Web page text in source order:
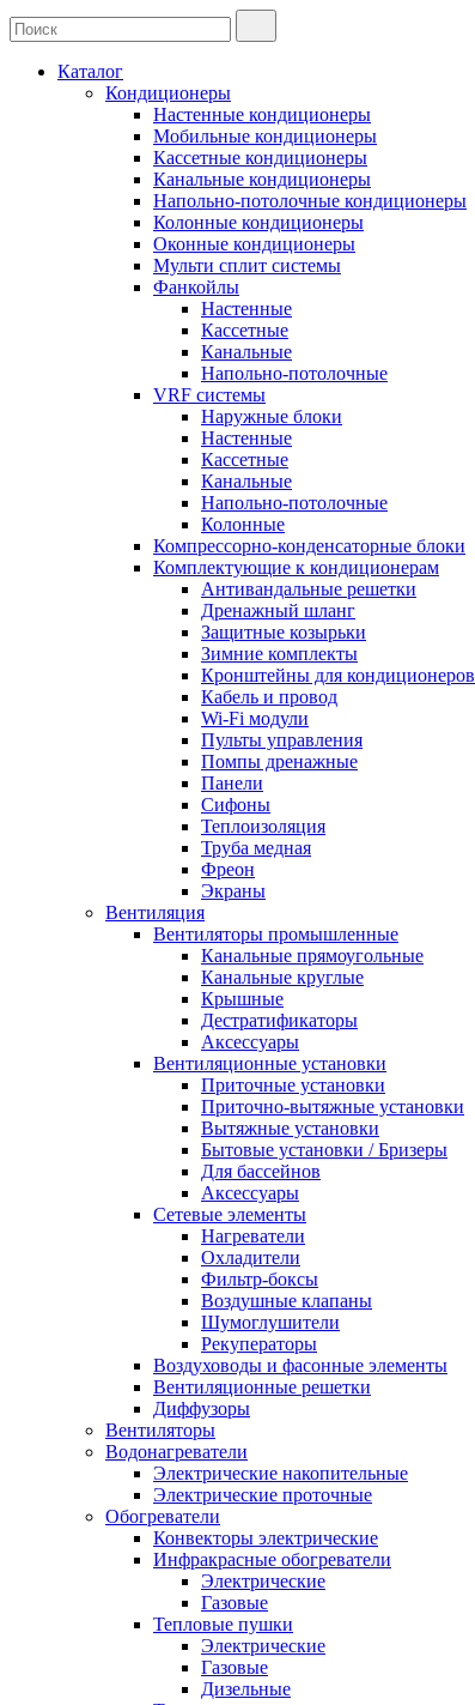
Каталог
Кондиционеры
Настенные кондиционеры
Мобильные кондиционеры
Кассетные кондиционеры
Канальные кондиционеры
Напольно-потолочные кондиционеры
Колонные кондиционеры
Оконные кондиционеры
Мульти сплит системы
Фанкойлы
Настенные
Кассетные
Канальные
Напольно-потолочные
VRF системы
Наружные блоки
Настенные
Кассетные
Канальные
Напольно-потолочные
Колонные
Компрессорно-конденсаторные блоки
Комплектующие к кондиционерам
Антивандальные решетки
Дренажный шланг
Защитные козырьки
Зимние комплекты
Кронштейны для кондиционеров
Кабель и провод
Wi-Fi модули
Пульты управления
Помпы дренажные
Панели
Сифоны
Теплоизоляция
Труба медная
Фреон
Экраны
Вентиляция
Вентиляторы промышленные
Канальные прямоугольные
Канальные круглые
Крышные
Дестратификаторы
Аксессуары
Вентиляционные установки
Приточные установки
Приточно-вытяжные установки
Вытяжные установки
Бытовые установки / Бризеры
Для бассейнов
Аксессуары
Сетевые элементы
Нагреватели
Охладители
Фильтр-боксы
Воздушные клапаны
Шумоглушители
Рекуператоры
Воздуховоды и фасонные элементы
Вентиляционные решетки
Диффузоры
Вентиляторы
Водонагреватели
Электрические накопительные
Электрические проточные
Обогреватели
Конвекторы электрические
Инфракрасные обогреватели
Электрические
Газовые
Тепловые пушки
Электрические
Газовые
Дизельные